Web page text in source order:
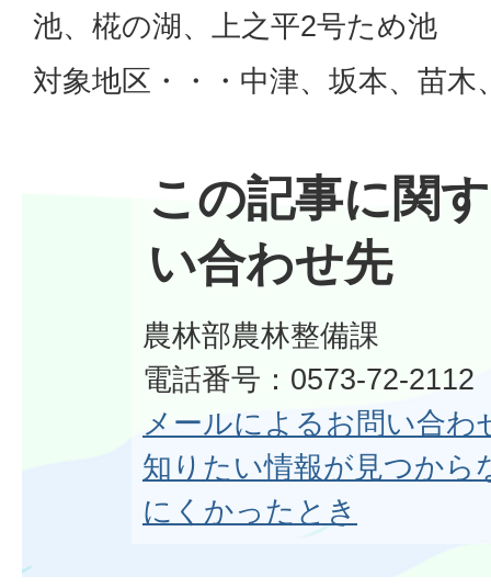
池、椛の湖、上之平2号ため池
対象地区・・・中津、坂本、苗木
この記事に関
い合わせ先
農林部農林整備課
電話番号：0573-72-2112
メールによるお問い合わ
知りたい情報が見つから
にくかったとき